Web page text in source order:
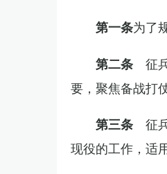
第一条为了
第二条 征
要，聚焦备战打
第三条 征
现役的工作，适